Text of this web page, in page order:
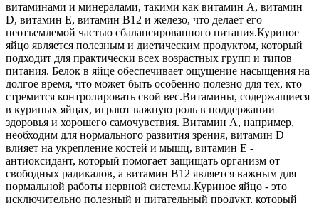
витаминами и минералами, такими как витамин А, витамин
D, витамин E, витамин B12 и железо, что делает его
неотъемлемой частью сбалансированного питания.Куриное
яйцо является полезным и диетическим продуктом, который
подходит для практически всех возрастных групп и типов
питания. Белок в яйце обеспечивает ощущение насыщения на
долгое время, что может быть особенно полезно для тех, кто
стремится контролировать свой вес.Витамины, содержащиеся
в куриных яйцах, играют важную роль в поддержании
здоровья и хорошего самочувствия. Витамин А, например,
необходим для нормального развития зрения, витамин D
влияет на укрепление костей и мышц, витамин E -
антиоксидант, который помогает защищать организм от
свободных радикалов, а витамин B12 является важным для
нормальной работы нервной системы.Куриное яйцо - это
исключительно полезный и питательный продукт, который